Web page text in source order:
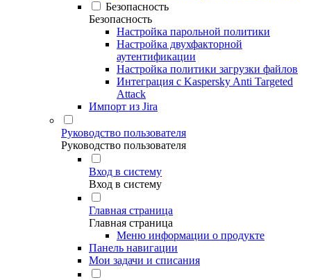
Безопасность
Безопасность
Настройка парольной политики
Настройка двухфакторной
аутентификации
Настройка политики загрузки файлов
Интеграция с Kaspersky Anti Targeted
Attack
Импорт из Jira
Руководство пользователя
Руководство пользователя
Вход в систему
Вход в систему
Главная страница
Главная страница
Меню информации о продукте
Панель навигации
Мои задачи и списания